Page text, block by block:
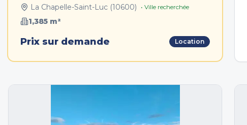
La Chapelle-Saint-Luc (10600) • Ville recherchée
1,385 m²
Prix sur demande Location